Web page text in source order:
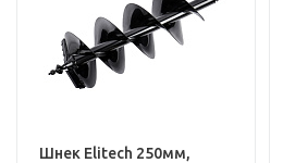
Установка и настройка
Шнек Elitech 250мм,